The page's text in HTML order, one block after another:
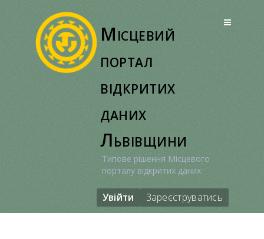
Місцевий
портал
відкритих
даних
Львівщини
Типове рішення Місцевого
порталу відкритих даних
Увійти Зареєструватись